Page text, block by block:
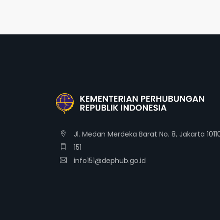
Jl. Medan Merdeka Barat No. 8, Jakarta
151
info151@dephub.go.id